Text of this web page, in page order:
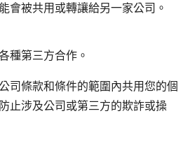
會被共用或轉讓給另一家公司。
種第三方合作。
司條款和條件的範圍內共用您的個
止涉及公司或第三方的欺詐或操